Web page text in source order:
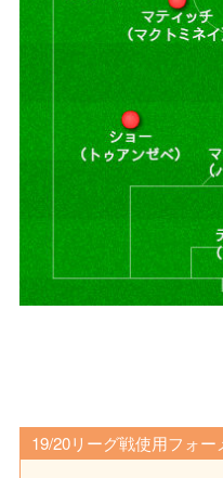
19/20リーグ戦使用フォー